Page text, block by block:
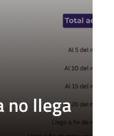
no llega